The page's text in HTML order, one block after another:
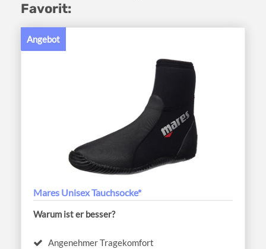
Favorit:
Angebot
Mares Unisex Tauchsocke*
Warum ist er besser?
Angenehmer Tragekomfort